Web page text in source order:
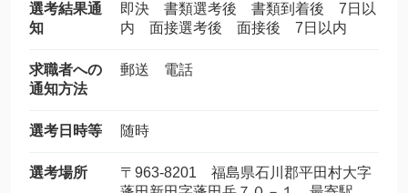
選考結果通
知
即決 書類選考後 書類到着後 7日以
内 面接選考後 面接後 7日以内
求職者への
通知方法
郵送 電話
選考日時等 随時
選考場所
〒963-8201 福島県石川郡平田村大字